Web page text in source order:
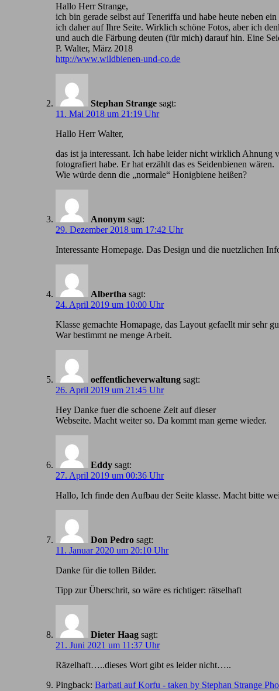
Hallo Herr Strange,
ich bin gerade selbst auf Teneriffa und habe heute neben
ich daher auf Ihre Seite. Wirklich schöne Fotos, aber ich
und auch die Färbung deuten (für mich) darauf hin. Eine
P. Walter, März 2018
http://www.wildbienen-und-co.de
Stephan Strange sagt:
11. Mai 2018 um 21:19 Uhr
Hallo Herr Walter,
das ist ja interessant. Ich habe leider nicht wirklich
fotografiert habe. Er hat erzählt das es Seidenbienen wären.
Wie würde denn die „normale“ Honigbiene heißen?
Anonym sagt:
29. Dezember 2018 um 17:42 Uhr
Іnteressante Homepage. Das Design und die nuetzlichen
Albertha sagt:
24. April 2019 um 10:00 Uhr
Klasse gemachte Homapage, das Layout gefaellt mir sehr
War bestimmt ne menge Arbeit.
oeffentlicheverwaltung sagt:
26. April 2019 um 21:45 Uhr
Hey Danke fuer die schoene Zeit auf dieser
Webseite. Macht weiter so. Da kommt man gerne wieder.
Eddy sagt:
27. April 2019 um 00:36 Uhr
Hallo, Ich finde den Aufbau der Seite klasse. Macht bitte
Don Pedro sagt:
11. Januar 2020 um 20:10 Uhr
Danke für die tollen Bilder.
Tipp zur Überschrit, so wäre es richtiger: rätselhaft
Dieter Haag sagt:
21. Juni 2021 um 11:37 Uhr
Räzelhaft…..dieses Wort gibt es leider nicht…..
Pingback:Barbati auf Korfu - taken by Stephan Strange